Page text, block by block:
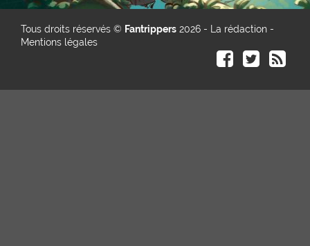
Tous droits réservés © Fantrippers 2026 - La rédaction -
Mentions légales